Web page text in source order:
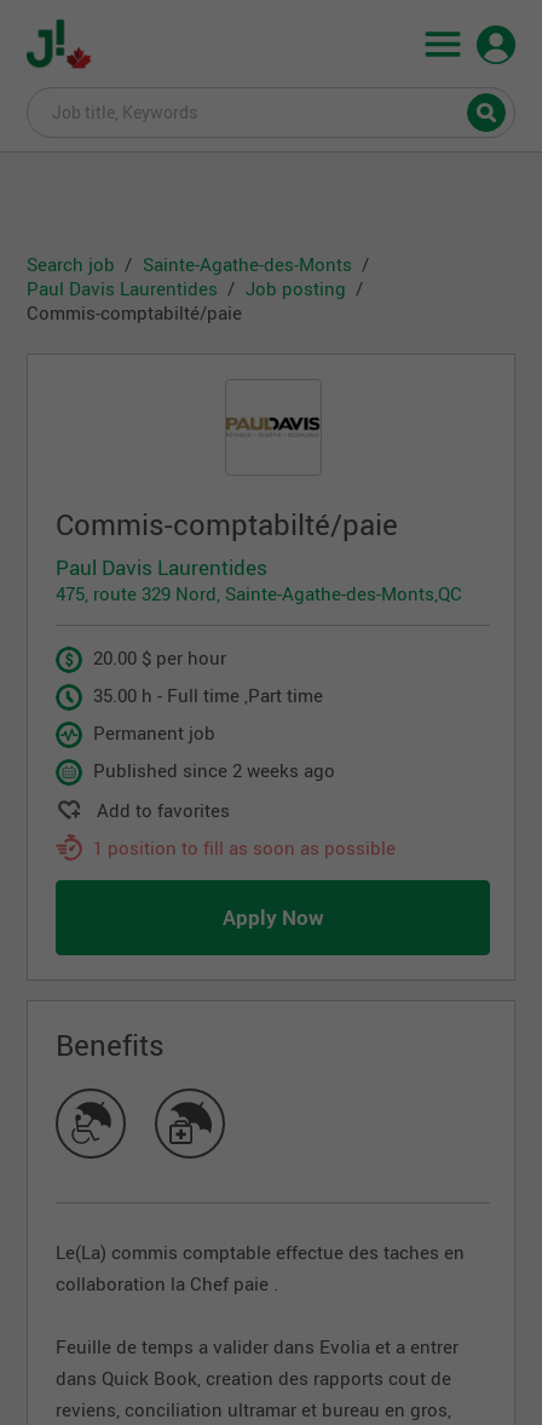
Search job
Sainte-Agathe-des-Monts
Paul Davis Laurentides
Job posting
Commis-comptabilté/paie
Commis-comptabilté/paie
Paul Davis Laurentides
475, route 329 Nord, Sainte-Agathe-des-Monts,QC
20.00 $ per hour
35.00 h - Full time ,Part time
Permanent job
Published since 2 weeks ago
Add to favorites
1 position to fill as soon as possible
Apply Now
Benefits
Le(La) commis comptable effectue des taches en
collaboration la Chef paie .
Feuille de temps a valider dans Evolia et a entrer
dans Quick Book, creation des rapports cout de
reviens, conciliation ultramar et bureau en gros,